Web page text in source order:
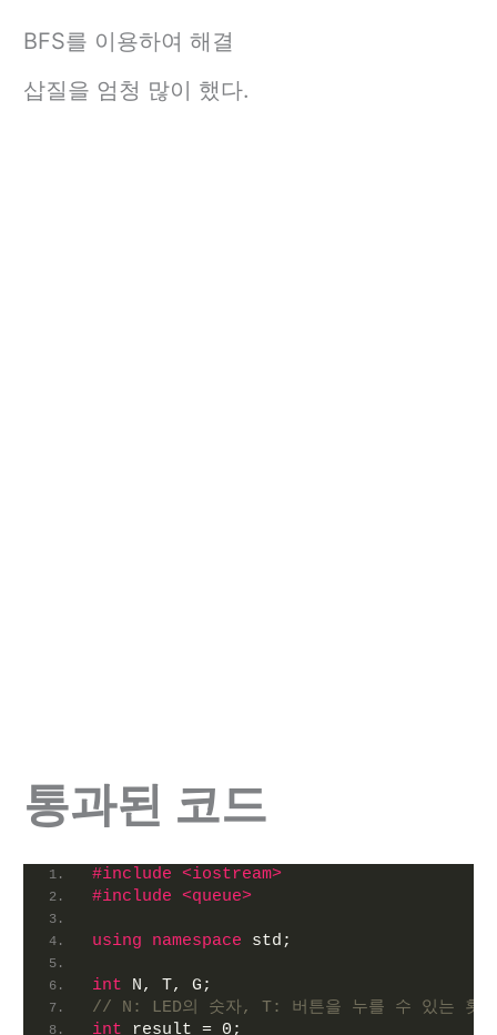
BFS를 이용하여 해결
삽질을 엄청 많이 했다.
통과된 코드
#include <iostream>
#include <queue>
using namespace std;
int N, T, G;
// N: LED의 숫자, T: 버튼을 누를 수 있는 횟
int result = 0;